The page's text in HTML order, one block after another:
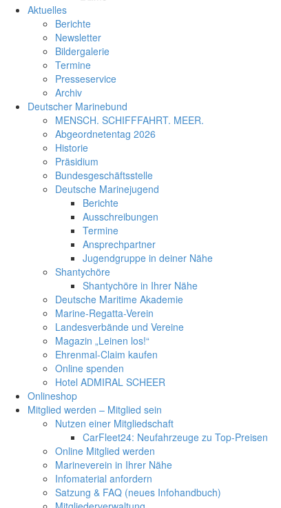
Aktuelles
Berichte
Newsletter
Bildergalerie
Termine
Presseservice
Archiv
Deutscher Marinebund
MENSCH. SCHIFFFAHRT. MEER.
Abgeordnetentag 2026
Historie
Präsidium
Bundesgeschäftsstelle
Deutsche Marinejugend
Berichte
Ausschreibungen
Termine
Ansprechpartner
Jugendgruppe in deiner Nähe
Shantychöre
Shantychöre in Ihrer Nähe
Deutsche Maritime Akademie
Marine-Regatta-Verein
Landesverbände und Vereine
Magazin „Leinen los!“
Ehrenmal-Claim kaufen
Online spenden
Hotel ADMIRAL SCHEER
Onlineshop
Mitglied werden – Mitglied sein
Nutzen einer Mitgliedschaft
CarFleet24: Neufahrzeuge zu Top-Preisen
Online Mitglied werden
Marineverein in Ihrer Nähe
Infomaterial anfordern
Satzung & FAQ (neues Infohandbuch)